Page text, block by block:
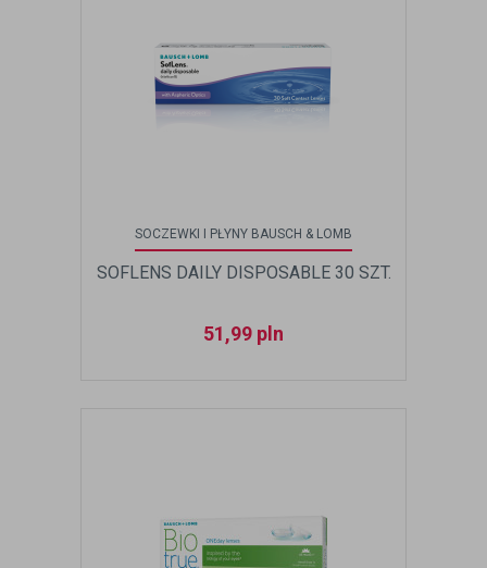
SOCZEWKI I PŁYNY BAUSCH & LOMB
SOFLENS DAILY DISPOSABLE 30 SZT.
51,99 pln